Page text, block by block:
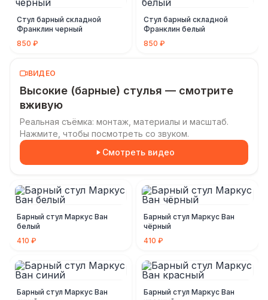
Стул барный складной
Франклин черный
850 ₽
Стул барный складной
Франклин белый
850 ₽
ВИДЕО
Высокие (барные) стулья — смотрите
вживую
Реальная съёмка: монтаж, материалы и масштаб.
Нажмите, чтобы посмотреть со звуком.
Смотреть видео
Барный стул Маркус Ван
белый
410 ₽
Барный стул Маркус Ван
чёрный
410 ₽
Барный стул Маркус Ван
Барный стул Маркус Ван